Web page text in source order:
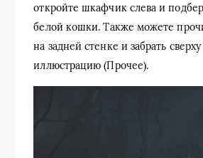
откройте шкафчик слева и
белой кошки. Также можете
на задней стенке и забрать
иллюстрацию (Прочее).